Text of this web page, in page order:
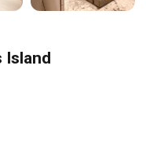
Island